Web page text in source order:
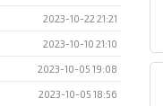
2023-10-22 21:21
2023-10-10 21:10
2023-10-05 19:08
2023-10-05 18:56